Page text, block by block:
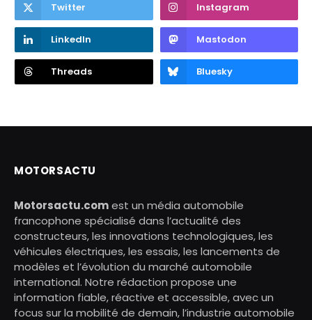
Twitter Instagram
LinkedIn Mastodon
Threads Bluesky
MOTORSACTU
Motorsactu.comest un média automobile
francophone spécialisé dans l’actualité des
constructeurs, les innovations technologiques, les
véhicules électriques, les essais, les lancements de
modèles et l’évolution du marché automobile
international. Notre rédaction propose une
information fiable, réactive et accessible, avec un
focus sur la mobilité de demain, l’industrie automobile